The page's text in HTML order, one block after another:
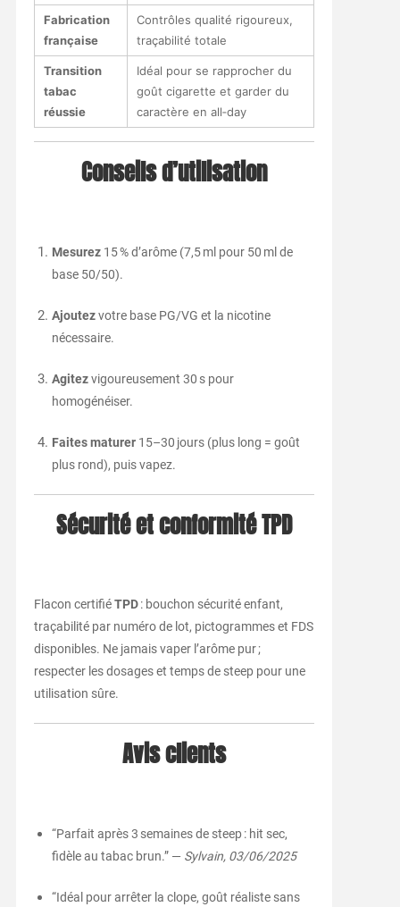
Fabrication
française
Contrôles qualité rigoureux,
traçabilité totale
Transition
tabac
réussie
Idéal pour se rapprocher du
goût cigarette et garder du
caractère en all‑day
Conseils d’utilisation
Mesurez15 % d’arôme (7,5 ml pour 50 ml de
base 50/50).
Ajoutezvotre base PG/VG et la nicotine
nécessaire.
Agitezvigoureusement 30 s pour
homogénéiser.
Faites maturer15–30 jours (plus long = goût
plus rond), puis vapez.
Sécurité et conformité TPD
Flacon certifiéTPD: bouchon sécurité enfant,
traçabilité par numéro de lot, pictogrammes et FDS
disponibles. Ne jamais vaper l’arôme pur ;
respecter les dosages et temps de steep pour une
utilisation sûre.
Avis clients
“Parfait après 3 semaines de steep : hit sec,
fidèle au tabac brun.” — Sylvain, 03/06/2025
“Idéal pour arrêter la clope, goût réaliste sans